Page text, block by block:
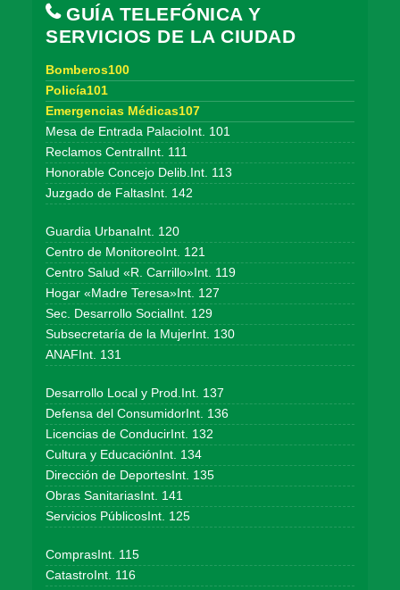
GUÍA TELEFÓNICA Y
SERVICIOS DE LA CIUDAD
Bomberos100
Policía101
Emergencias Médicas107
Mesa de Entrada PalacioInt. 101
Reclamos CentralInt. 111
Honorable Concejo Delib.Int. 113
Juzgado de FaltasInt. 142
Guardia UrbanaInt. 120
Centro de MonitoreoInt. 121
Centro Salud «R. Carrillo»Int. 119
Hogar «Madre Teresa»Int. 127
Sec. Desarrollo SocialInt. 129
Subsecretaría de la MujerInt. 130
ANAFInt. 131
Desarrollo Local y Prod.Int. 137
Defensa del ConsumidorInt. 136
Licencias de ConducirInt. 132
Cultura y EducaciónInt. 134
Dirección de DeportesInt. 135
Obras SanitariasInt. 141
Servicios PúblicosInt. 125
ComprasInt. 115
CatastroInt. 116